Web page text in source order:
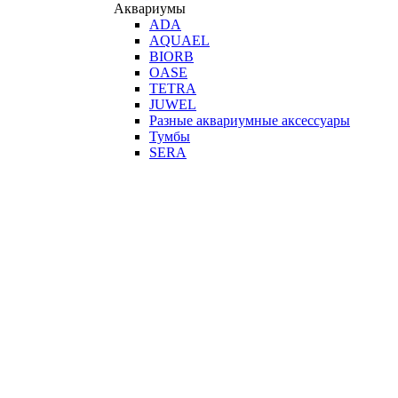
Аквариумы
ADA
AQUAEL
BIORB
OASE
TETRA
JUWEL
Разные аквариумные аксессуары
Тумбы
SERA